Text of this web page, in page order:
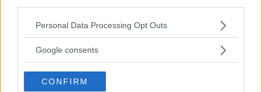
Please note that this website/app uses one or more Google
not limited to your visit or usage behaviour. You may click to
use your data for below specified purposes in below Google
consent section.
Personal Data Processing Opt Outs
Google consents
CONFIRM
- Vid lansering kommer det bara att finnas en
halvkombi. De skulle behöva en kombi i ett så
extremt kombiland som Sverige.
- Men den kommer först 2012 i samband med
en ny facelift.